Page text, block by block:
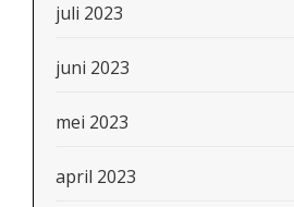
juli 2023
juni 2023
mei 2023
april 2023